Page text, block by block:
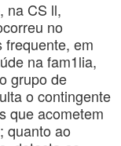
na CS ll,
no
frequente, em
na fam1lia,
grupo de
o contingente
que acometem
quanto ao